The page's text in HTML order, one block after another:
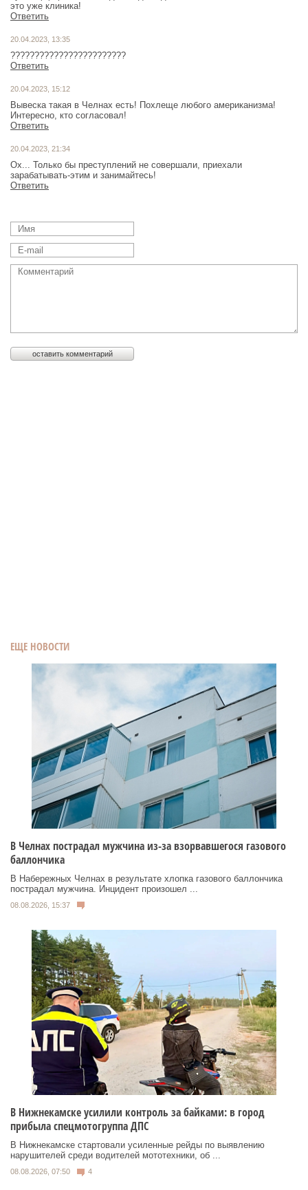
ЕЩЕ НОВОСТИ
В Челнах пострадал мужчина из-за взорвавшегося газового
баллончика
В Набережных Челнах в результате хлопка газового баллончика
пострадал мужчина. Инцидент произошел ...
08.08.2026, 15:37
В Нижнекамске усилили контроль за байками: в город
прибыла спецмотогруппа ДПС
В Нижнекамске стартовали усиленные рейды по выявлению
нарушителей среди водителей мототехники, об ...
08.08.2026, 07:50 4
это уже клиника!
Ответить
20.04.2023, 13:35
????????????????????????
Ответить
20.04.2023, 15:12
Вывеска такая в Челнах есть! Похлеще любого американизма!
Интересно, кто согласовал!
Ответить
20.04.2023, 21:34
Ох... Только бы преступлений не совершали, приехали
зарабатывать-этим и занимайтесь!
Ответить